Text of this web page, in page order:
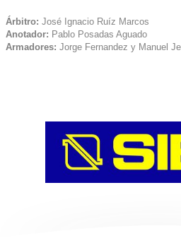
Árbitro: José Ignacio Ruíz Marcos
Anotador: Pablo Posadas Aguado
Armadores: Jorge Fernandez y Manuel